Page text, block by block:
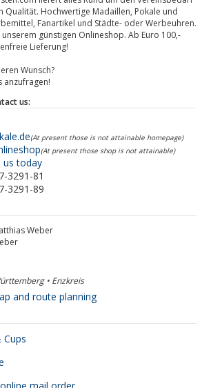
Qualität. Hochwertige Madaillen, Pokale und
Fanartikel und Städte- oder Werbeuhren.
günstigen Onlineshop. Ab Euro 100,-
Lieferung!
Wunsch?
anzufragen!
us:
(At present those is not attainable homepage)
(At present those shop is not attainable)
us today
3291-81
3291-89
Weber
• Enzkreis
and route planning
Cups
mail order